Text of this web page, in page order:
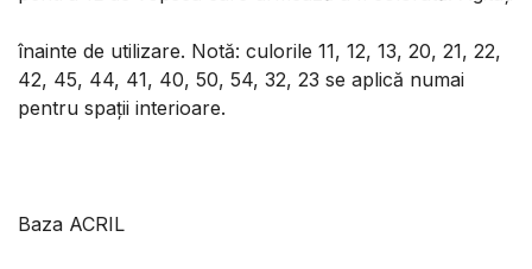
înainte de utilizare. Notă: culorile 11, 12, 13, 20, 21, 22,
42, 45, 44, 41, 40, 50, 54, 32, 23 se aplică numai
pentru spații interioare.
Baza ACRIL